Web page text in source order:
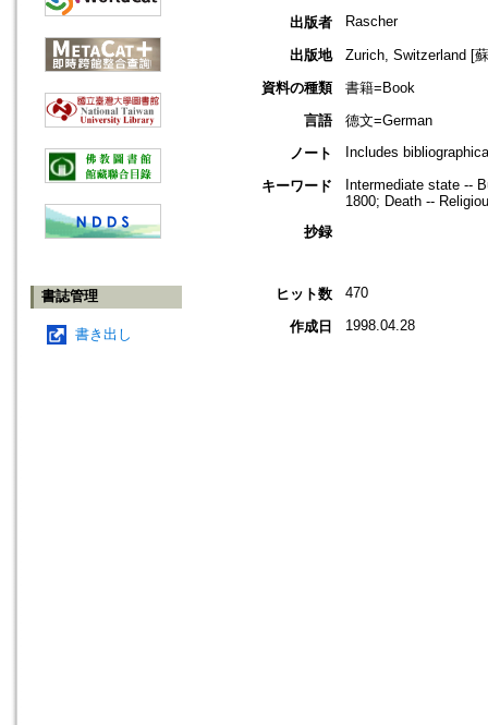
書誌管理
書き出し
出版者 Rascher
出版地
Zurich, Switzerland [
資料の種類
書籍=Book
言語
德文=German
ノート
Includes
キーワード
Intermediate state --
1800; Death --
抄録
ヒット数 470
作成日 1998.04.28